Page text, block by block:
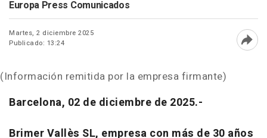
Europa Press Comunicados
Martes, 2 diciembre 2025
Publicado: 13:24
(Información remitida por la empresa firmante)
Barcelona, 02 de diciembre de 2025.-
Brimer Vallès SL, empresa con más de 30 años